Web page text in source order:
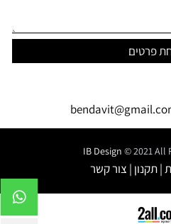
IB Design © 2021 All
|תקנון | צור קשר